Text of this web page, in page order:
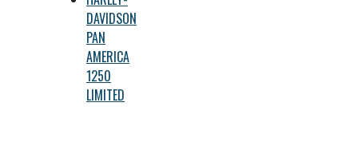
DAVIDSON
PAN
AMERICA
1250
LIMITED